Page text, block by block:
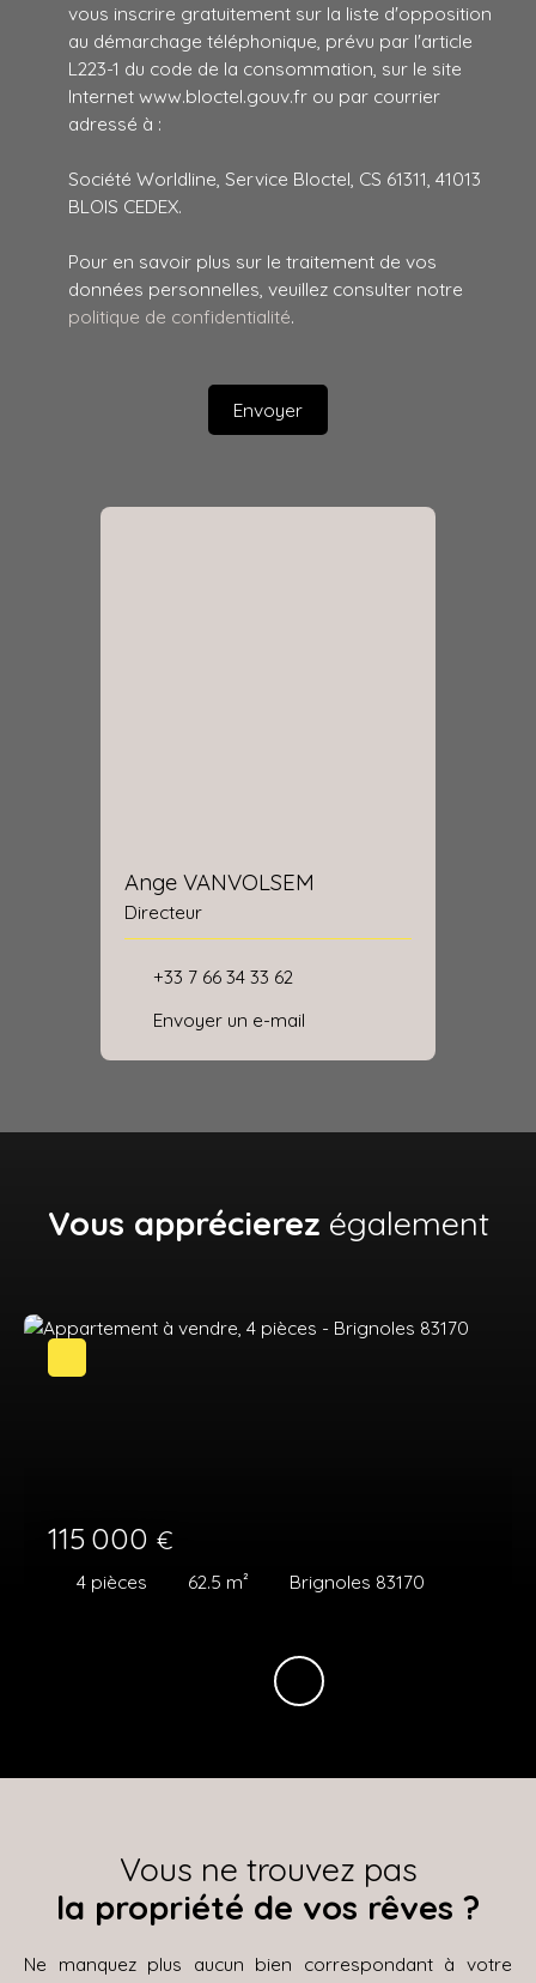
vous inscrire gratuitement sur la liste d'opposition
au démarchage téléphonique, prévu par l'article
L223-1 du code de la consommation, sur le site
Internet www.bloctel.gouv.fr ou par courrier
adressé à :
Société Worldline, Service Bloctel, CS 61311, 41013
BLOIS CEDEX.
Pour en savoir plus sur le traitement de vos
données personnelles, veuillez consulter notre
politique de confidentialité.
Envoyer
Ange VANVOLSEM
Directeur
+33 7 66 34 33 62
Envoyer un e-mail
Vous apprécierez également
115 000 €
4 pièces 62.5 m² Brignoles 83170
Vous ne trouvez pas
la propriété de vos rêves ?
Ne manquez plus aucun bien correspondant à votre